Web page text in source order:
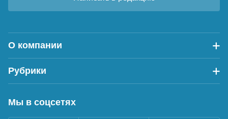
О компании
Рубрики
Мы в соцсетях